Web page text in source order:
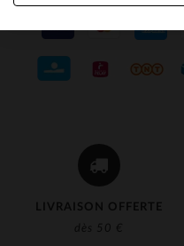
LIVRAISON OFFERTE
dès 50 €